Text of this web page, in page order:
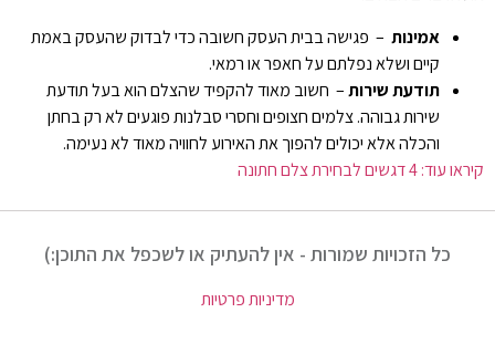
אמינות – פגישה בבית העסק חשובה כדי לבדוק שהעסק באמת
קיים ושלא נפלתם על חאפר או רמאי.
תודעת שירות– חשוב מאוד להקפיד שהצלם הוא בעל תודעת
שירות גבוהה. צלמים חצופים וחסרי סבלנות פוגעים לא רק בחתן
והכלה אלא יכולים להפוך את האירוע לחוויה מאוד לא נעימה.
קיראו עוד: 4 דגשים לבחירת צלם חתונה
כל הזכויות שמורות - אין להעתיק או לשכפל את התוכן:)
מדיניות פרטיות